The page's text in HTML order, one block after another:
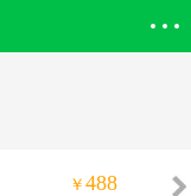
￥ 488